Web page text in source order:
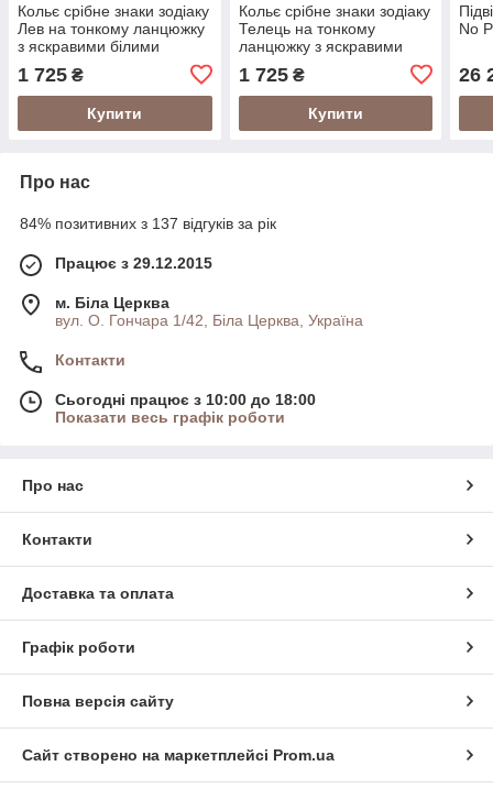
Кольє срібне знаки зодіаку
Лев на тонкому ланцюжку
з яскравими білими
1 725 ₴
Купити
Кольє срібне знаки зодіаку
Телець на тонкому
ланцюжку з яскравими
1 725₴
Купити
No
26
Про нас
84% позитивних з 137 відгуків за рік
Працює з 29.12.2015
м. Біла Церква
вул. О. Гончара 1/42, Біла Церква, Україна
Контакти
Сьогодні працює з 10:00 до 18:00
Показати весь графік роботи
Про нас
Контакти
Доставка та оплата
Графік роботи
Повна версія сайту
Сайт створено на маркетплейсі Prom.ua